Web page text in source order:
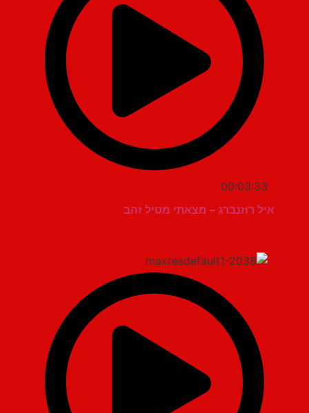
00:03:33
איל רוזנברג – מצאתי מטיל זהב